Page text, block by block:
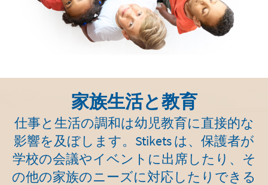
家族生活と教育
仕事と生活の調和は幼児教育に直接的な
影響を及ぼします。 Stikets は、保護者が
学校の会議やイベントに出席したり、そ
の他の家族のニーズに対応したりできる